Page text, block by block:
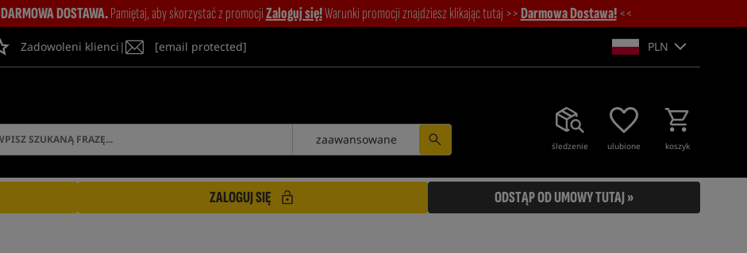
DARMOWA DOSTAWA.Pamiętaj, aby skorzystać z promocjiZaloguj się!Warunki promocji znajdziesz klikając tutaj >>Darmowa Dostawa! <<
Zadowoleni klienci | [email protected] PLN
śledzenie ulubione koszyk
zaawansowane
ZALOGUJ SIĘ ODSTĄP OD UMOWY TUTAJ »